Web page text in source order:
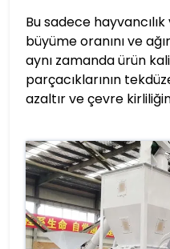
Bu sadece
büyüme oranını ve
aynı zamanda ürün
parçacıklarının
azaltır ve çevre